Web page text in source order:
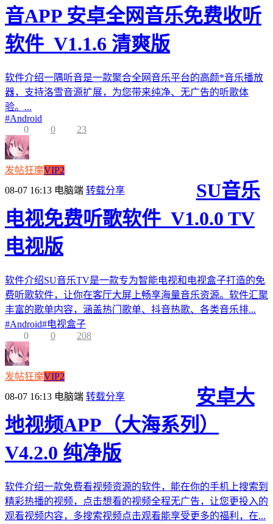
音APP 安卓全网音乐免费收听
软件_V1.1.6 清爽版
软件介绍一隅听音是一款聚合全网音乐平台的高颜*音乐播放
器，支持洛雪音源扩展，为您带来纯净、无广告的听歌体
验。...
#Android
0
0 23
发帖狂魔VIP2
08-07 16:13 电脑端 转载分享
SU音乐
电视免费听歌软件_V1.0.0 TV
电视版
软件介绍SU音乐TV是一款专为智能电视和电视盒子打造的免
费听歌软件，让你在客厅大屏上畅享海量音乐资源。软件汇聚
丰富的歌单内容，涵盖热门歌单、抖音热歌、各类音乐排...
#Android#电视盒子
0
0 208
发帖狂魔VIP2
08-07 16:13 电脑端 转载分享
安卓大
地视频APP（大海系列）
V4.2.0 纯净版
软件介绍一款免费看视频资源的软件，能在你的手机上搜索到
精彩热播的视频，点击想看的视频全程无广告，让您更投入的
观看视频内容，多搜索视频点击观看能享受更多的福利，在...